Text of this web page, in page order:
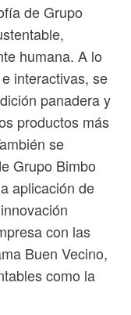
de Grupo
humana. A lo
interactivas, se
panadera y
productos más
se
Grupo Bimbo
aplicación de
con las
Buen Vecino,
como la